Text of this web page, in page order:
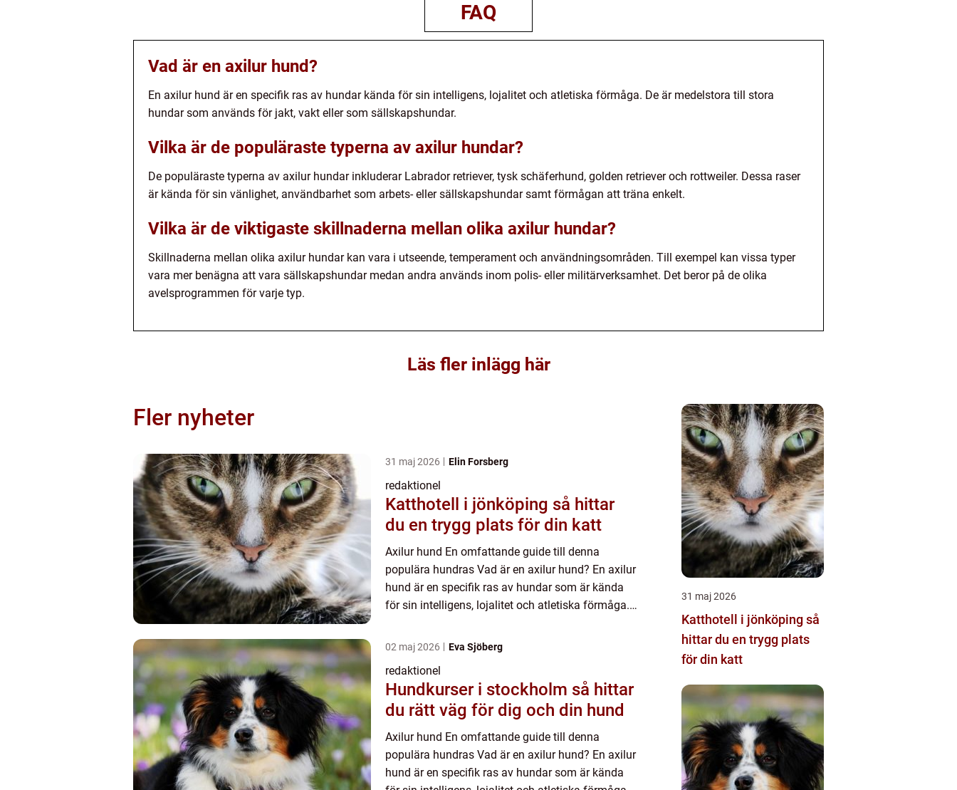
FAQ
Vad är en axilur hund?
En axilur hund är en specifik ras av hundar kända för sin intelligens, lojalitet och atletiska förmåga. De är medelstora till stora
hundar som används för jakt, vakt eller som sällskapshundar.
Vilka är de populäraste typerna av axilur hundar?
De populäraste typerna av axilur hundar inkluderar Labrador retriever, tysk schäferhund, golden retriever och rottweiler. Dessa raser
är kända för sin vänlighet, användbarhet som arbets- eller sällskapshundar samt förmågan att träna enkelt.
Vilka är de viktigaste skillnaderna mellan olika axilur hundar?
Skillnaderna mellan olika axilur hundar kan vara i utseende, temperament och användningsområden. Till exempel kan vissa typer
vara mer benägna att vara sällskapshundar medan andra används inom polis- eller militärverksamhet. Det beror på de olika
avelsprogrammen för varje typ.
Läs fler inlägg här
Fler nyheter
31 maj 2026 Elin Forsberg
redaktionel
Katthotell i jönköping så hittar
du en trygg plats för din katt
Axilur hund En omfattande guide till denna
populära hundras Vad är en axilur hund? En axilur
hund är en specifik ras av hundar som är kända
för sin intelligens, lojalitet och atletiska förmåga.
och är ...
02 maj 2026 Eva Sjöberg
redaktionel
Hundkurser i stockholm så hittar
du rätt väg för dig och din hund
Axilur hund En omfattande guide till denna
populära hundras Vad är en axilur hund? En axilur
hund är en specifik ras av hundar som är kända
31 maj 2026
Katthotell i jönköping så
hittar du en trygg plats
för din katt